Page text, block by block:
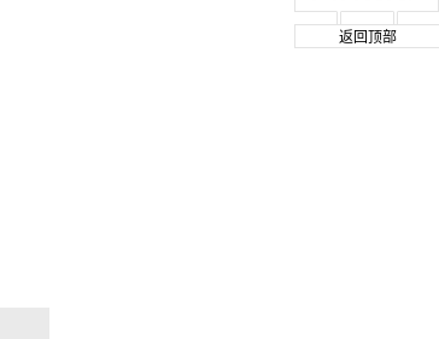
返回顶部